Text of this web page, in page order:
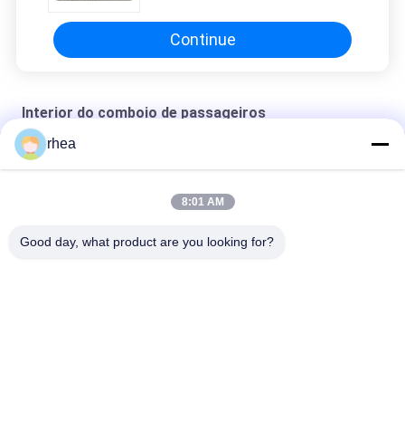
Continue
Interior do comboio de passageiros
Console do motorista do modelo de exportação
rhea
8:01 AM
Good day, what product are you looking for?